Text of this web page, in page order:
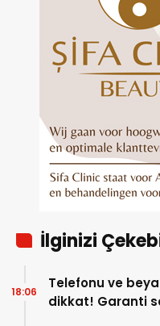
İlginizi
Telefonu ve
dikkat! Garanti
18:06